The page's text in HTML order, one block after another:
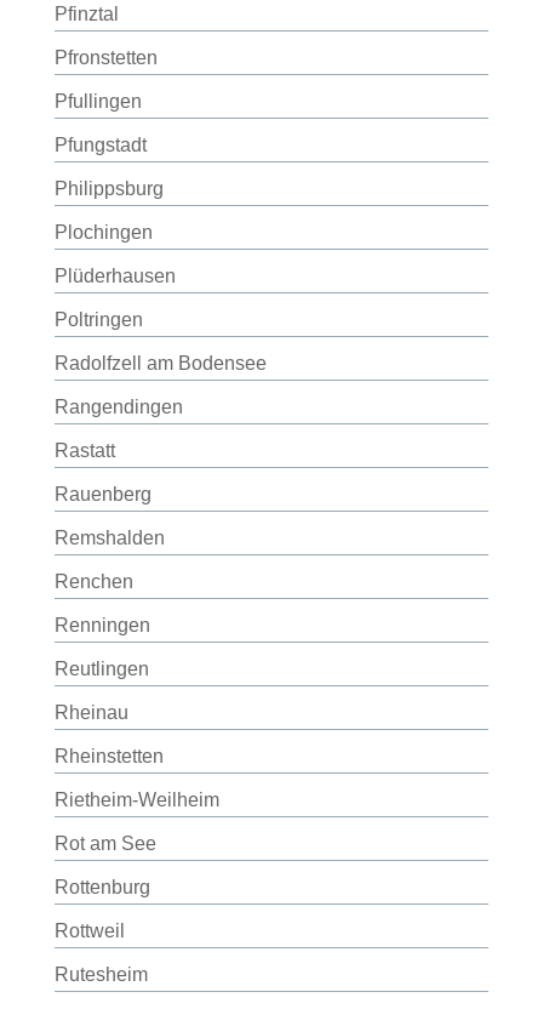
Pfinztal
Pfronstetten
Pfullingen
Pfungstadt
Philippsburg
Plochingen
Plüderhausen
Poltringen
Radolfzell am Bodensee
Rangendingen
Rastatt
Rauenberg
Remshalden
Renchen
Renningen
Reutlingen
Rheinau
Rheinstetten
Rietheim-Weilheim
Rot am See
Rottenburg
Rottweil
Rutesheim